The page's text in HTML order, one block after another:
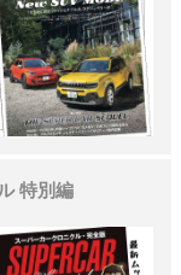
特別編